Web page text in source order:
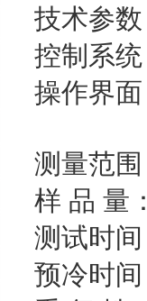
技术参
控制系
操作界
测量范
样 品 量
测试时
预冷时